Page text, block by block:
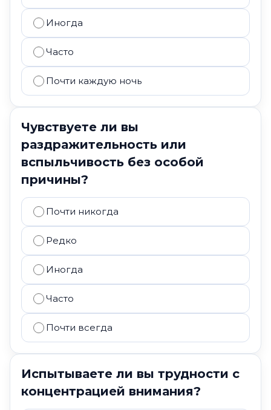
Иногда
Часто
Почти каждую ночь
Чувствуете ли вы
раздражительность или
вспыльчивость без особой
причины?
Почти никогда
Редко
Иногда
Часто
Почти всегда
Испытываете ли вы трудности с
концентрацией внимания?